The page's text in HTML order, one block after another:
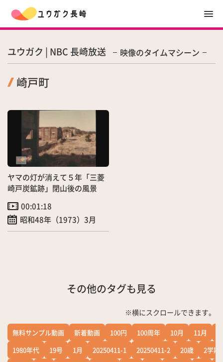
ユウガク | NBC 長崎放送 映像のタイムマシーン
崎戸町
ヤマの灯が消えて５年「三菱
崎戸炭鉱跡」閉山後の風景
00:01:18
昭和48年（1973）3月
その他のタグも見る
※横にスクロールできます。
無料サンプル動画 新着動画 100円 100周年 10月 11月
1980年代
19号 1月 20250411-1 20250411-2 20歳
2学期